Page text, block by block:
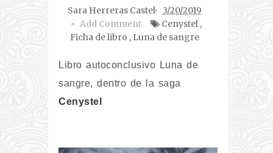
Sara Herreras Castel
3/20/2019
Add Comment
Cenystel ,
Ficha de libro , Luna de sangre
Libro autoconclusivo Luna de
sangre, dentro de la saga
Cenystel